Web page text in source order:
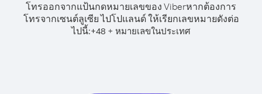
โทรออกจากแป้นกดหมายเลขของ Viberหากต้องการ
โทรจากเซนต์ลูเซีย ไปโปแลนด์ ให้เรียกเลขหมายดังต่อ
ไปนี้:+48 + หมายเลขในประเทศ